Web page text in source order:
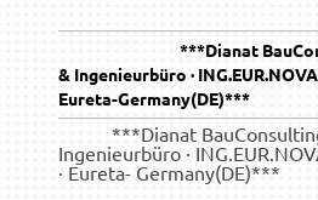
***Dianat
& Ingenieurbüro ·
Eureta-Germany(DE)***
***Dianat BauConsulting
Ingenieurbüro ·
· Eureta- Germany(DE)***